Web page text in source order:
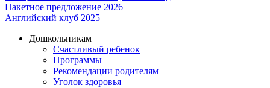
Пакетное предложение 2026
Английский клуб 2025
Дошкольникам
Счастливый ребенок
Программы
Рекомендации родителям
Уголок здоровья